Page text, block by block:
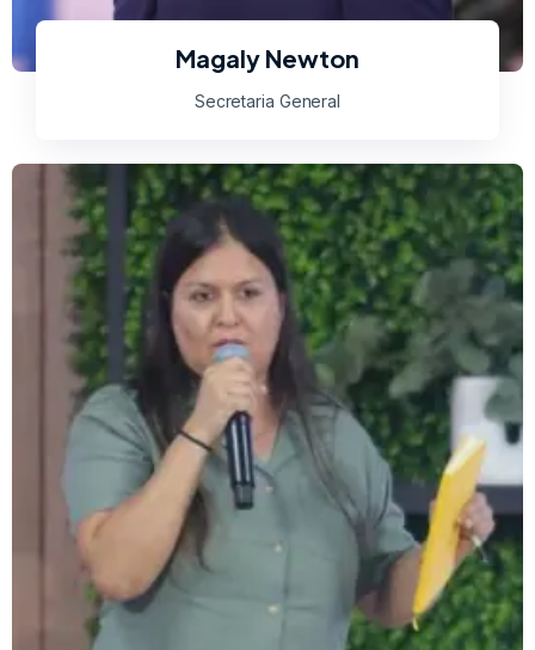
Magaly Newton
Secretaria General